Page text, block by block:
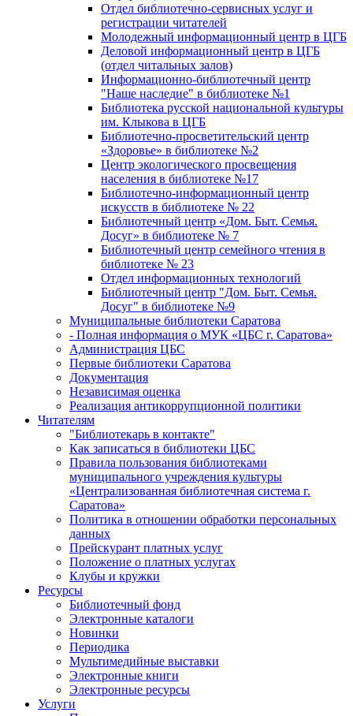
Отдел библиотечно-сервисных услуг и
регистрации читателей
Молодежный информационный центр в ЦГБ
Деловой информационный центр в ЦГБ
(отдел читальных залов)
Информационно-библиотечный центр
"Наше наследие" в библиотеке №1
Библиотека русской национальной культуры
им. Клыкова в ЦГБ
Библиотечно-просветительский центр
«Здоровье» в библиотеке №2
Центр экологического просвещения
населения в библиотеке №17
Библиотечно-информационный центр
искусств в библиотеке № 22
Библиотечный центр «Дом. Быт. Семья.
Досуг» в библиотеке № 7
Библиотечный центр семейного чтения в
библиотеке № 23
Отдел информационных технологий
Библиотечный центр "Дом. Быт. Семья.
Досуг" в библиотеке №9
Муниципальные библиотеки Саратова
- Полная информация о МУК «ЦБС г. Саратова»
Администрация ЦБС
Первые библиотеки Саратова
Документация
Независимая оценка
Реализация антикоррупционной политики
Читателям
"Библиотекарь в контакте"
Как записаться в библиотеки ЦБС
Правила пользования библиотеками
муниципального учреждения культуры
«Централизованная библиотечная система г.
Саратова»
Политика в отношении обработки персональных
данных
Прейскурант платных услуг
Положение о платных услугах
Клубы и кружки
Ресурсы
Библиотечный фонд
Электронные каталоги
Новинки
Периодика
Мультимедийные выставки
Электронные книги
Электронные ресурсы
Услуги